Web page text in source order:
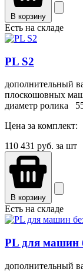
В корзину
Есть на складе
PL S2
дополнительный
плоскошовных
диаметр ролика
Цена за комплект:
110 431 руб. за шт
В корзину
Есть на складе
PL для машин
дополнительный